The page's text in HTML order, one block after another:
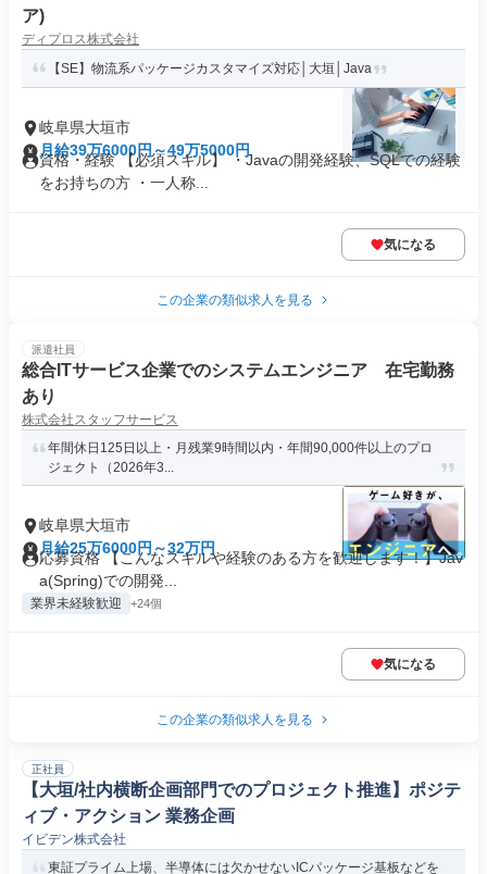
ア)
ディプロス株式会社
【SE】物流系パッケージカスタマイズ対応│大垣│Java
岐阜県大垣市
月給39万6000円～49万5000円
資格・経験 【必須スキル】 ・Javaの開発経験、SQLでの経験
をお持ちの方 ・一人称...
気になる
この企業の類似求人を見る
派遣社員
総合ITサービス企業でのシステムエンジニア 在宅勤務
あり
株式会社スタッフサービス
年間休日125日以上・月残業9時間以内・年間90,000件以上のプロ
ジェクト（2026年3...
岐阜県大垣市
月給25万6000円～32万円
応募資格 【こんなスキルや経験のある方を歓迎します！】Jav
a(Spring)での開発...
業界未経験歓迎 +24個
気になる
この企業の類似求人を見る
正社員
【大垣/社内横断企画部門でのプロジェクト推進】ポジテ
ィブ・アクション 業務企画
イビデン株式会社
東証プライム上場、半導体には欠かせないICパッケージ基板などを